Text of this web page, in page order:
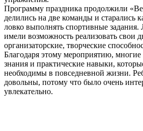
Программу праздника продолжили
делились на две команды и старались
ловко выполнять спортивные задания.
имели возможность реализовать свои
организаторские, творческие
Благодаря этому мероприятию, многие
знания и практические навыки,
необходимы в повседневной жизни.
довольны, потому что было очень
увлекательно.